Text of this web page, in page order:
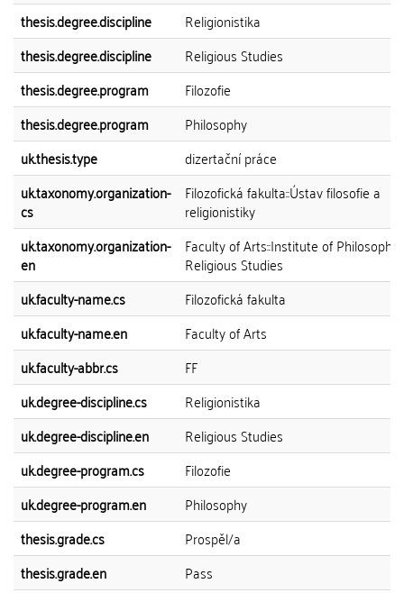
thesis.degree.discipline
Religionistika
thesis.degree.discipline
Religious Studies
thesis.degree.program
Filozofie
thesis.degree.program
Philosophy
uk.thesis.type
dizertační práce
uk.taxonomy.organization-
cs
Filozofická fakulta::Ústav filosofie a
religionistiky
uk.taxonomy.organization-
en
Faculty of Arts::Institute of Philosophy
Religious Studies
uk.faculty-name.cs
Filozofická fakulta
uk.faculty-name.en
Faculty of Arts
uk.faculty-abbr.cs
FF
uk.degree-discipline.cs
Religionistika
uk.degree-discipline.en
Religious Studies
uk.degree-program.cs
Filozofie
uk.degree-program.en
Philosophy
thesis.grade.cs
Prospěl/a
thesis.grade.en
Pass